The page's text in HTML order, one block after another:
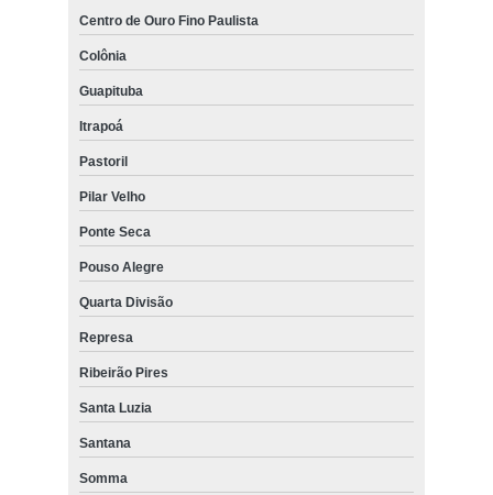
Centro de Ouro Fino Paulista
Colônia
Guapituba
Itrapoá
Pastoril
Pilar Velho
Ponte Seca
Pouso Alegre
Quarta Divisão
Represa
Ribeirão Pires
Santa Luzia
Santana
Somma